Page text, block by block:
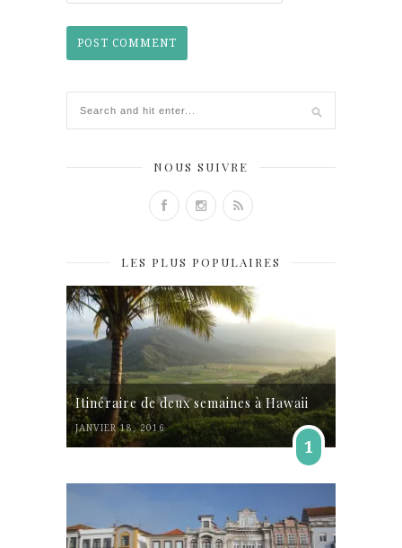
NOUS SUIVRE
LES PLUS POPULAIRES
Itinéraire de deux semaines à Hawaii
JANVIER 18, 2016
1